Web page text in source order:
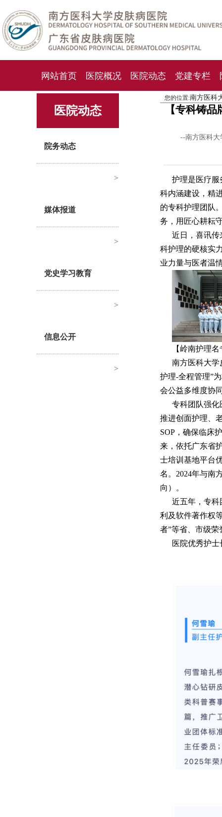
网站首页 医院概况 医院动态 党建专栏
化妆品检测中心 就诊指南 人才
医院动态
院务动态
>
媒体报道
>
党史学习教育
>
信息公开
>
您的位置:南方医科
【专科铸
--南方医科大
护理是医疗
科内涵建设，精
的专科护理团队
务，用匠心耕耘
近日，喜讯传
科护理的硬核实
业力量与医者温
【岭南护理
南方医科大学
护理-全程管理”
会公益多维度协
专科团队强
推进创面护理、
SOP，确保临床
来，依托广东省
士培训基地平台
名。2024年与南
向）。
近五年，专科
利及软件著作权
者”等省、市级
医院优秀护